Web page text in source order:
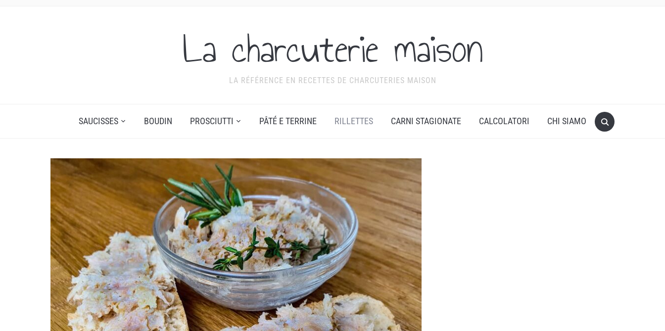
La charcuterie maison
LA RÉFÉRENCE EN RECETTES DE CHARCUTERIES MAISON
SAUCISSES BOUDIN PROSCIUTTI PÂTÉ E TERRINE RILLETTES CARNI STAGIONATE CALCOLATORI CHI SIAMO